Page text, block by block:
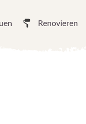
Renovieren